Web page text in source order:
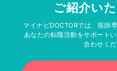
ご紹介い
マイナビDOCTORでは、医師
あなたの転職活動をサポート
合わせくだ